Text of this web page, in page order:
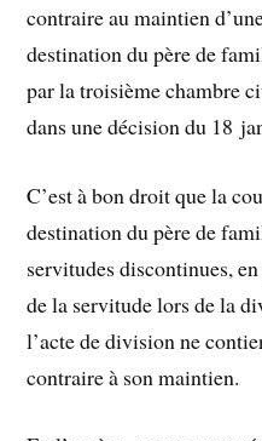
contraire au maintien
destination du père de
par la troisième chambre
dans une décision du 18
C’est à bon droit que la
destination du père de
servitudes discontinues,
de la servitude lors de la
l’acte de division ne
contraire à son maintien.